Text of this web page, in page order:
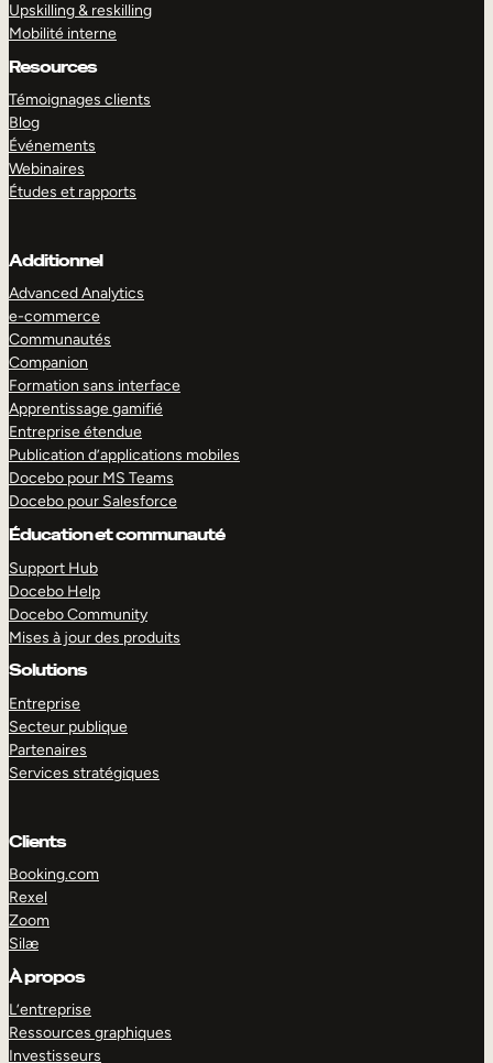
Upskilling & reskilling
Mobilité interne
Resources
Témoignages clients
Blog
Événements
Webinaires
Études et rapports
Additionnel
Advanced Analytics
e-commerce
Communautés
Companion
Formation sans interface
Apprentissage gamifié
Entreprise étendue
Publication d’applications mobiles
Docebo pour MS Teams
Docebo pour Salesforce
Éducation et communauté
Support Hub
Docebo Help
Docebo Community
Mises à jour des produits
Solutions
Entreprise
Secteur publique
Partenaires
Services stratégiques
Clients
Booking.com
Rexel
Zoom
Silæ
À propos
L’entreprise
Ressources graphiques
Investisseurs